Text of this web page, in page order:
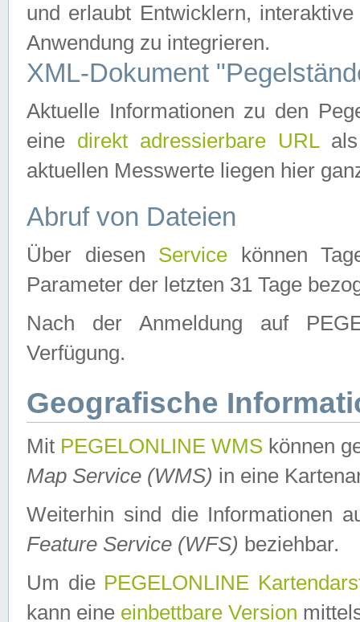
und erlaubt Entwicklern,
Anwendung zu integrieren.
XML-Dokument
Aktuelle Informationen zu den
eine direkt adressierbare URLals
aktuellen Messwerte liegen hier
Abruf von Dateien
Über diesen Service können
Parameter der letzten 31 Tage
Nach der Anmeldung auf
Verfügung.
Geografische
Mit PEGELONLINE WMS können
Map Service (WMS) in eine
Weiterhin sind die Informationen
Feature Service (WFS) beziehbar.
Um die PEGELONLINE
kann eine einbettbare Version